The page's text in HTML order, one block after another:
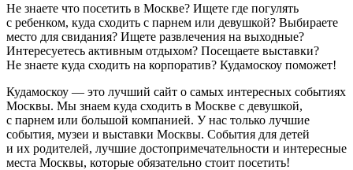
Не знаете что посетить в Москве? Ищете где погулять
с ребенком, куда сходить с парнем или девушкой? Выбираете
место для свидания? Ищете развлечения на выходные?
Интересуетесь активным отдыхом? Посещаете выставки?
Не знаете куда сходить на корпоратив? Кудамоскоу поможет!
Кудамоскоу — это лучший сайт о самых интересных событиях
Москвы. Мы знаем куда сходить в Москве с девушкой,
с парнем или большой компанией. У нас только лучшие
события, музеи и выставки Москвы. События для детей
и их родителей, лучшие достопримечательности и интересные
места Москвы, которые обязательно стоит посетить!